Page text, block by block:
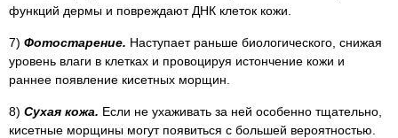
функций дермы и повреждают ДНК клеток кожи.
7) Фотостарение. Наступает раньше биологического, снижая
уровень влаги в клетках и провоцируя истончение кожи и
раннее появление кисетных морщин.
8) Сухая кожа. Если не ухаживать за ней особенно тщательно,
кисетные морщины могут появиться с большей вероятностью.